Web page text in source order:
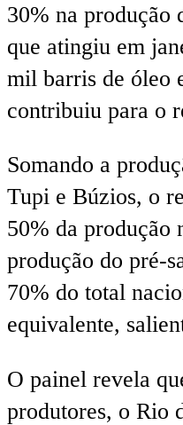
30% na produção
que atingiu em
mil barris de óleo
contribuiu para o
Somando a
Tupi e Búzios, o
50% da produção
produção do pré-
70% do total
equivalente,
O painel revela
produtores, o Rio